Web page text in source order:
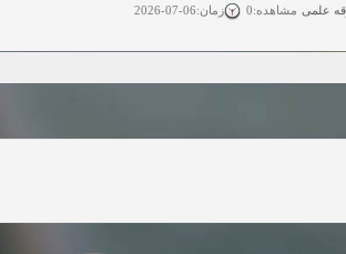
آزاد مشاهده:0 زمان:02-26-2025